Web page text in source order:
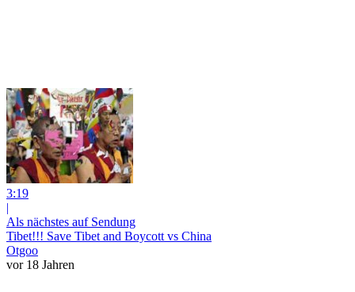
3:19
|
Als nächstes auf Sendung
Tibet!!! Save Tibet and Boycott vs China
Otgoo
vor 18 Jahren